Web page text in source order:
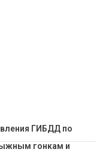
ГИБДД по
гонкам и